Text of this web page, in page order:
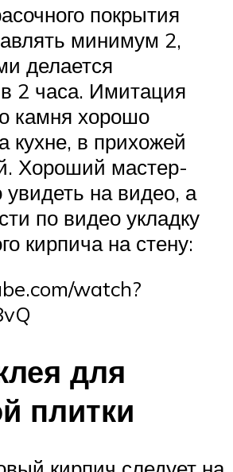
покрытия
минимум 2,
делается
2 часа. Имитация
камня хорошо
кухне, в прихожей
Хороший мастер-
на видео, а
по видео укладку
кирпича на стену:
watch?
для
плитки